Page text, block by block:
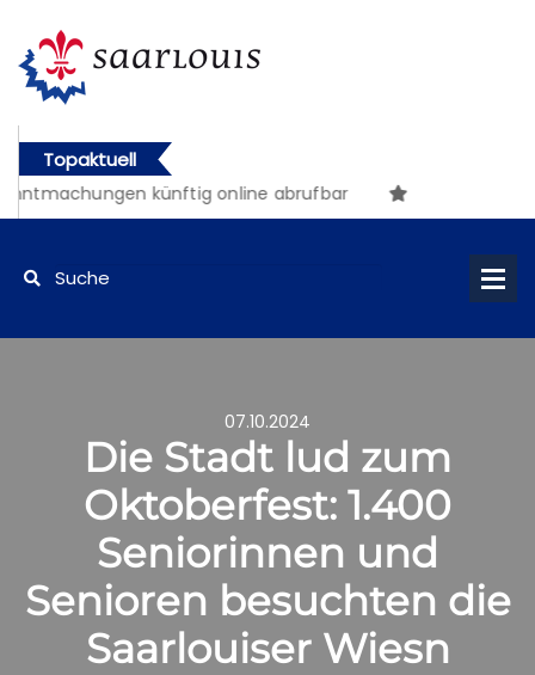
Topaktuell
künftig online abrufbar
07.10.2024
Die Stadt lud zum
Oktoberfest: 1.400
Seniorinnen und
Senioren besuchten die
Saarlouiser Wiesn